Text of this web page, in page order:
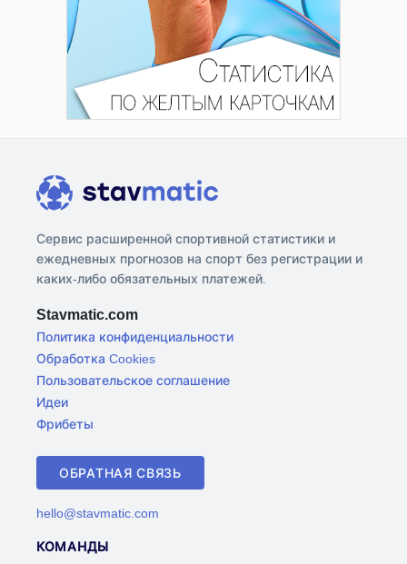
Сервис расширенной спортивной статистики и
ежедневных прогнозов на спорт без регистрации и
каких-либо обязательных платежей.
Stavmatic.com
Политика конфиденциальности
Обработка Cookies
Пользовательское соглашение
Идеи
Фрибеты
ОБРАТНАЯ СВЯЗЬ
hello@stavmatic.com
КОМАНДЫ